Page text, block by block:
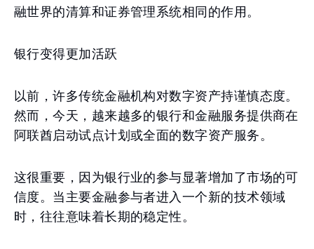
融世界的清算和证券管理系统相同的作用。
银行变得更加活跃
以前，许多传统金融机构对数字资产持谨慎态度。
然而，今天，越来越多的银行和金融服务提供商在
阿联酋启动试点计划或全面的数字资产服务。
这很重要，因为银行业的参与显著增加了市场的可
信度。当主要金融参与者进入一个新的技术领域
时，往往意味着长期的稳定性。